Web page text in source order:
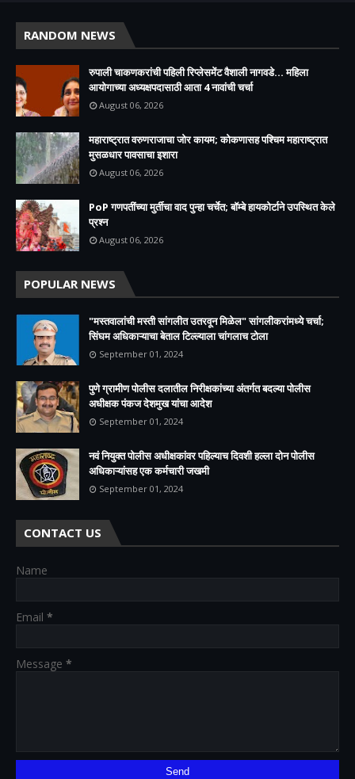
RANDOM NEWS
रुपाली चाकणकरांची पहिली रिप्लेसमेंट वैशाली नागवडे... महिला
आयोगाच्या अध्यक्षपदासाठी आता 4 नावांची चर्चा
August 06, 2026
महाराष्ट्रात वरुणराजाचा जोर कायम; कोकणासह पश्चिम महाराष्ट्रात
मुसळधार पावसाचा इशारा
August 06, 2026
PoP गणपतींच्या मुर्तीचा वाद पुन्हा चर्चेत; बॉम्बे हायकोर्टाने उपस्थित केले
प्रश्न
August 06, 2026
POPULAR NEWS
"मस्तवालांची मस्ती सांगलीत उतरवून मिळेल" सांगलीकरांमध्ये चर्चा;
सिंघम अधिकाऱ्याचा बेताल टिल्ल्याला चांगलाच टोला
September 01, 2024
पुणे ग्रामीण पोलीस दलातील निरीक्षकांच्या अंतर्गत बदल्या पोलीस
अधीक्षक पंकज देशमुख यांचा आदेश
September 01, 2024
नवं नियुक्त पोलीस अधीक्षकांवर पहिल्याच दिवशी हल्ला दोन पोलीस
अधिकाऱ्यांसह एक कर्मचारी जखमी
September 01, 2024
CONTACT US
Name
Email *
Message *